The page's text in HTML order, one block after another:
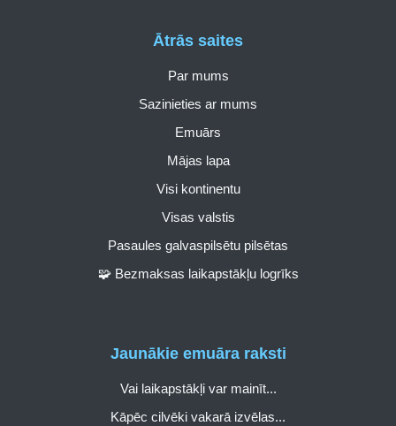
Ātrās saites
Par mums
Sazinieties ar mums
Emuārs
Mājas lapa
Visi kontinentu
Visas valstis
Pasaules galvaspilsētu pilsētas
🧩 Bezmaksas laikapstākļu logrīks
Jaunākie emuāra raksti
Vai laikapstākļi var mainīt...
Kāpēc cilvēki vakarā izvēlas...